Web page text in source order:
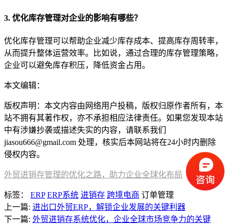
3. 优化库存管理对企业的影响有哪些？
优化库存管理可以帮助企业减少库存成本、提高库存周转率，
从而提升整体运营效率。比如说，通过合理的库存管理策略，
企业可以避免库存积压，降低资金占用。
本文编辑：
版权声明：本文内容由网络用户投稿，版权归原作者所有，本
站不拥有其著作权，亦不承担相应法律责任。如果您发现本站
中有涉嫌抄袭或描述失实的内容，请联系我们
jiasou666@gmail.com 处理，核实后本网站将在24小时内删除
侵权内容。
外贸进销存管理的优化之路，助力企业全球化布局
标签： ERP ERP系统 进销存 跨境电商 订单管理
上一篇: 进出口外贸ERP，解锁企业发展的关键利器
下一篇: 外贸进销存系统优化，企业全球市场竞争力的关键